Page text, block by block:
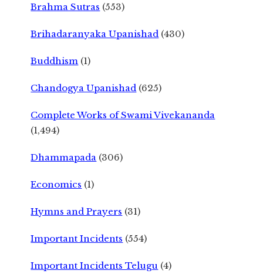
Brahma Sutras (553)
Brihadaranyaka Upanishad (430)
Buddhism (1)
Chandogya Upanishad (625)
Complete Works of Swami Vivekananda
(1,494)
Dhammapada (306)
Economics (1)
Hymns and Prayers (31)
Important Incidents (554)
Important Incidents Telugu (4)